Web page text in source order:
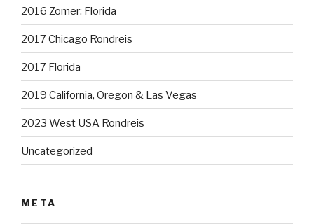
2016 Zomer: Florida
2017 Chicago Rondreis
2017 Florida
2019 California, Oregon & Las Vegas
2023 West USA Rondreis
Uncategorized
META